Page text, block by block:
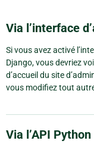
Via l’interface
Si vous avez activé
Django, vous devriez
d’accueil du site
vous modifiez tout
Via l’API Python